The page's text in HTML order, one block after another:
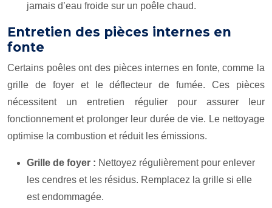
jamais d’eau froide sur un poêle chaud.
Entretien des pièces internes en
fonte
Certains poêles ont des pièces internes en fonte, comme la
grille de foyer et le déflecteur de fumée. Ces pièces
nécessitent un entretien régulier pour assurer leur
fonctionnement et prolonger leur durée de vie. Le nettoyage
optimise la combustion et réduit les émissions.
Grille de foyer : Nettoyez régulièrement pour enlever
les cendres et les résidus. Remplacez la grille si elle
est endommagée.